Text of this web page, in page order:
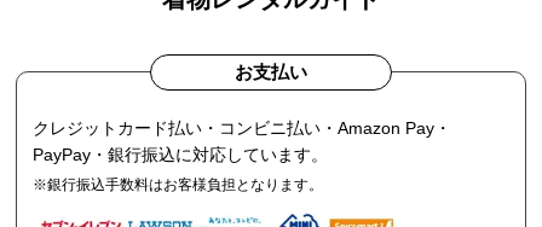
お支払い
クレジットカード払い・コンビニ払い・Amazon Pay・
PayPay・銀行振込に対応しています。
※銀行振込手数料はお客様負担となります。